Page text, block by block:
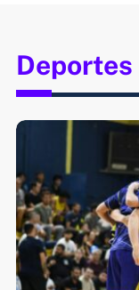
Deportes